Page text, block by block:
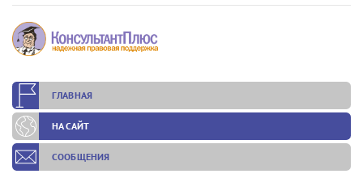
ГЛАВНАЯ
НА САЙТ
СООБЩЕНИЯ